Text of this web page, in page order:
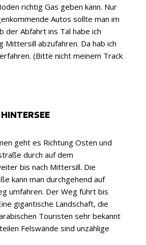
richtig Gas geben kann. Nur
Autos sollte man im
der Abfahrt ins Tal habe ich
Mittersill abzufahren. Da hab ich
(Bitte nicht meinem Track
geht es Richtung Osten und
durch auf dem
bis nach Mittersill. Die
kann man durchgehend auf
umfahren. Der Weg führt bis
gigantische Landschaft, die
Touristen sehr bekannt
Felswände sind unzählige